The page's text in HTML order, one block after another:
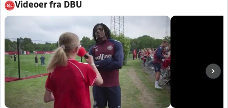
Videoer fra DBU